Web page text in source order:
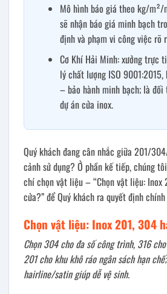
Mô hình báo giá theo kg/m²/
sẽ nhận báo giá minh bạch
định và phạm vi công việc rõ
Cơ Khí Hải Minh: xưởng trực
lý chất lượng ISO
– bảo hành minh bạch; là
dự án cửa inox.
Quý khách đang cân nhắc giữa 201/
cảnh sử dụng? Ở phần kế tiếp, chúng
chí chọn vật liệu – “Chọn vật liệu: Inox
cửa?” để Quý khách ra quyết định
Chọn vật liệu: Inox 201, 304
Chọn 304 cho đa số công trình, 316
201 cho khu khô ráo ngân sách hạn
hairline/satin giúp dễ vệ sinh.